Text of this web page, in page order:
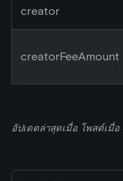
creator
creatorFeeAmount
อัปเดตล่าสุดเมื่อ โพสต์เมื่อ